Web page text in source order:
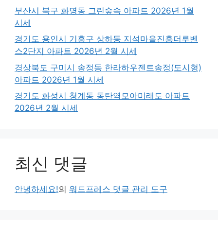
부산시 북구 화명동 그린숲속 아파트 2026년 1월
시세
경기도 용인시 기흥구 상하동 지석마을진흥더루벤
스2단지 아파트 2026년 2월 시세
경상북도 구미시 송정동 한라하우젠트송정(도시형)
아파트 2026년 1월 시세
경기도 화성시 청계동 동탄역모아미래도 아파트
2026년 2월 시세
최신 댓글
안녕하세요!의 워드프레스 댓글 관리 도구